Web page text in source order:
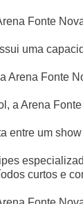
Fonte
uma
Arena Fonte
a Arena
entre um
curtos e